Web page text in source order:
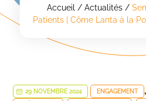
Accueil / Actualités/
Patients | Côme Lanta à la
29 NOVEMBRE 2024 ENGAGEMENT ,